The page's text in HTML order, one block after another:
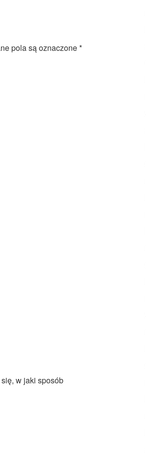
pola są oznaczone*
w jaki sposób